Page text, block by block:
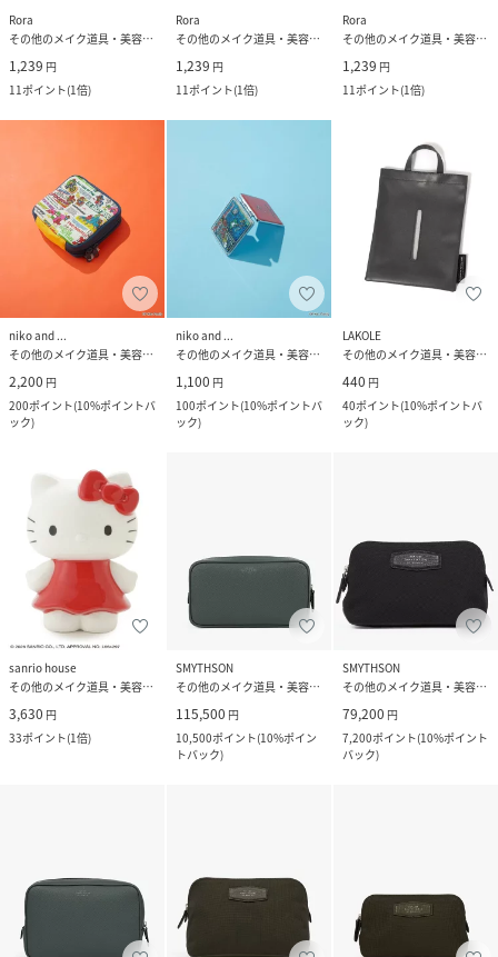
Rora
その他のメイク道具・美容器具
1,239 円
11ポイント(1倍)
Rora
その他のメイク道具・美容器具
1,239 円
11ポイント(1倍)
Rora
その他のメイク道具・美容器具
1,239 円
11ポイント(1倍)
niko and ...
その他のメイク道具・美容器具
2,200 円
200ポイント(10%ポイントバ
ック)
niko and ...
その他のメイク道具・美容器具
1,100 円
100ポイント(10%ポイントバ
ック)
LAKOLE
その他のメイク道具・美容器具
440 円
40ポイント(10%ポイントバ
ック)
sanrio house
その他のメイク道具・美容器具
3,630 円
33ポイント(1倍)
SMYTHSON
その他のメイク道具・美容器具
115,500 円
10,500ポイント(10%ポイン
トバック)
SMYTHSON
その他のメイク道具・美容器具
79,200 円
7,200ポイント(10%ポイント
バック)